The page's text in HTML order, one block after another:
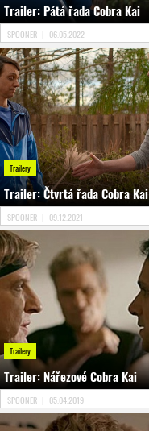
Trailer: Pátá řada Cobra Kai
SPOONER | 06.05.2022
Trailery
Trailer: Čtvrtá řada Cobra Kai
SPOONER | 09.12.2021
Trailery
Trailer: Nářezové Cobra Kai
SPOONER | 05.04.2019